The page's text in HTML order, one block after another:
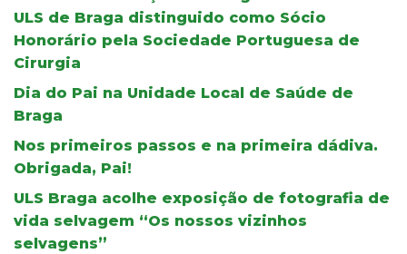
ULS de Braga distinguido como Sócio
Honorário pela Sociedade Portuguesa de
Cirurgia
Dia do Pai na Unidade Local de Saúde de
Braga
Nos primeiros passos e na primeira dádiva.
Obrigada, Pai!
ULS Braga acolhe exposição de fotografia de
vida selvagem “Os nossos vizinhos
selvagens”